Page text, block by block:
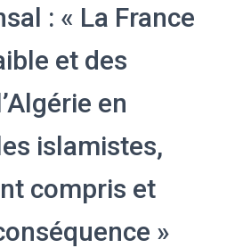
: « La France
et des
en
islamistes,
compris et
»